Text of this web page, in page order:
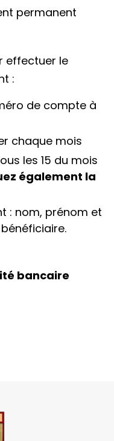
permanent
effectuer le
:
de compte à
chaque mois
les 15 du mois
également la
: nom, prénom et
bancaire